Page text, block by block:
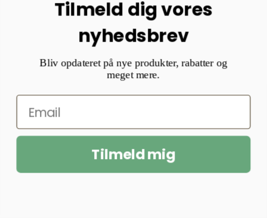
Tilmeld dig vores
nyhedsbrev
Bliv opdateret på nye produkter, rabatter og
meget mere.
Tilmeld mig